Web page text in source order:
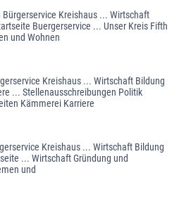
Kreishaus ... Wirtschaft
Buergerservice ... Unser Kreis Fifth
und Wohnen
Kreishaus ... Wirtschaft Bildung
... Stellenausschreibungen Politik
Kämmerei Karriere
Kreishaus ... Wirtschaft Bildung
... Wirtschaft Gründung und
und